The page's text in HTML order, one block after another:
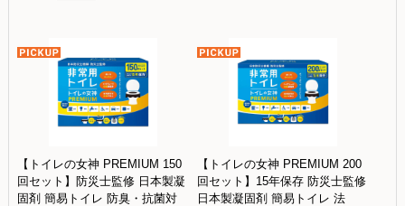
【トイレの女神 PREMIUM 150
回セット】防災士監修 日本製凝
固剤 簡易トイレ 防臭・抗菌対
【トイレの女神 PREMIUM 200
回セット】15年保存 防災士監修
日本製凝固剤 簡易トイレ 法